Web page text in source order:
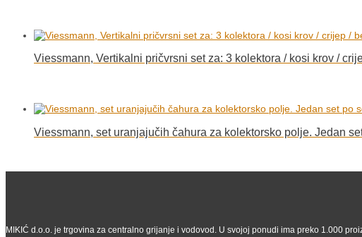
Viessmann, Vertikalni pričvrsni set za: 3 kolektora / kosi krov /
Viessmann, set uranjajučih čahura za kolektorsko polje. Jedan
MIKIĆ d.o.o. je trgovina za centralno grijanje i vodovod. U svojoj ponudi ima preko 1.000